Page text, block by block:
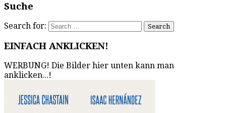
Suche
Search for:
EINFACH ANKLICKEN!
WERBUNG! Die Bilder hier unten kann man
anklicken...!